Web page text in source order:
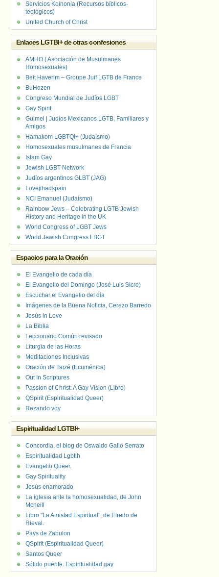
Servicios Koinonia (Recursos bíblicos-
teológicos)
United Church of Christ
Enlaces LGTBI+ de otras confesiones
AMHO ( Asociación de Musulmanes
Homosexuales)
Beit Haverim – Groupe Juif LGTB de France
BuHozen
Congreso Mundial de Judíos LGBT
Gay Spirit
Guimel | Judíos Mexicanos LGTB, Familiares y
Amigos
Hamakom LGBTQI+ (Judaísmo)
Homosexuales musulmanes de Francia
Islam Gay
Jewish LGBT Network
Judíos argentinos GLBT (JAG)
Lovejihadspain
NCI Emanuel (Judaísmo)
Rainbow Jews – Celebrating LGTB Jewish
History and Heritage in the UK
World Congress of LGBT Jews
World Jewish Congress LBGT
Espacios para la Oración
El Evangelio de cada día
El Evangelio del Domingo (José Luis Sicre)
Escuchar el Evangelio del día
Imágenes de la Buena Noticia, Cerezo Barredo
Jesús in Love
La Biblia
Leccionario Común revisado
Liturgia de las Horas
Meditaciones Inclusivas
Oración de Taizé (Ecuménica)
Out In Scriptures
Passion of Christ: A Gay Vision (Libro)
QSpirit (Espiritualidad Queer)
Rezando voy
Espiritualidad LGTBI+
Concordia, el blog de Oswaldo Gallo Serrato
Espiritualidad Lgbtih
Evangelio Queer.
Gay Spirituality
Jesús enamorado
La iglesia ante la homosexualidad, de John
Mcneill
Libro "La Amistad Espiritual", de Elredo de
Rieval.
Pays de Zabulon
QSpirit (Espiritualidad Queer)
Santos Queer
Sólido puente. Espiritualidad gay